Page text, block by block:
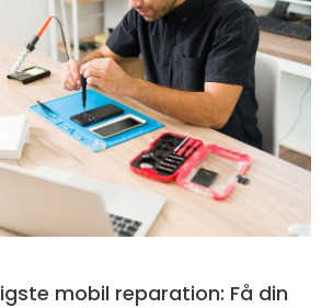
mobil reparation: Få din